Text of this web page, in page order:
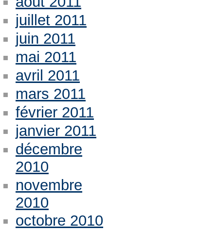
juillet 2011
juin 2011
mai 2011
avril 2011
mars 2011
février 2011
janvier 2011
décembre
2010
novembre
2010
octobre 2010